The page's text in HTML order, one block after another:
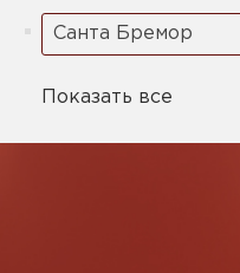
Санта Бремор
Показать все